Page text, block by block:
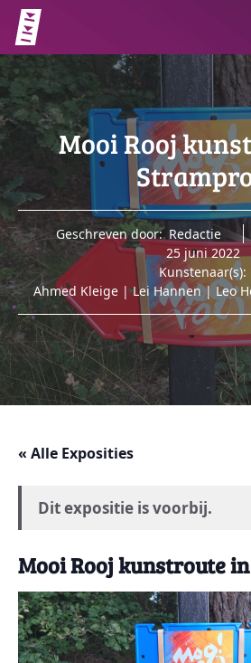
naar
de
inhoud
Mooi Rooj
Geschreven door: Redactie
25 juni 2022
Kunstenaar(s):
Ahmed Kleige|Lei Hannen| Leo
« Alle Exposities
Dit expositie is voorbij.
Mooi Rooj kunstroute